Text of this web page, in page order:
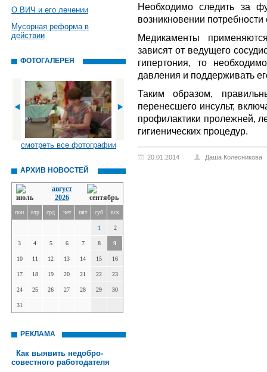
О ВИЧ и его лечении
Мусорная реформа в
действии
ФОТОГАЛЕРЕЯ
смотреть все фотографии
АРХИВ НОВОСТЕЙ
август
2026
пон втр срд чет пят суб вск
1 2
3 4 5 6 7 8 9
10 11 12 13 14 15 16
17 18 19 20 21 22 23
24 25 26 27 28 29 30
31
РЕКЛАМА
Как выявить недобро­
совестного работодателя
Необходимо следить за
возникновении потребности
Медикаменты
зависят от ведущего
гипертония, то
давления и поддерживать
Таким образом,
перенесшего инсульт,
профилактики пролежней,
гигиенических процедур.
20.01.2014 Даша Колесникова